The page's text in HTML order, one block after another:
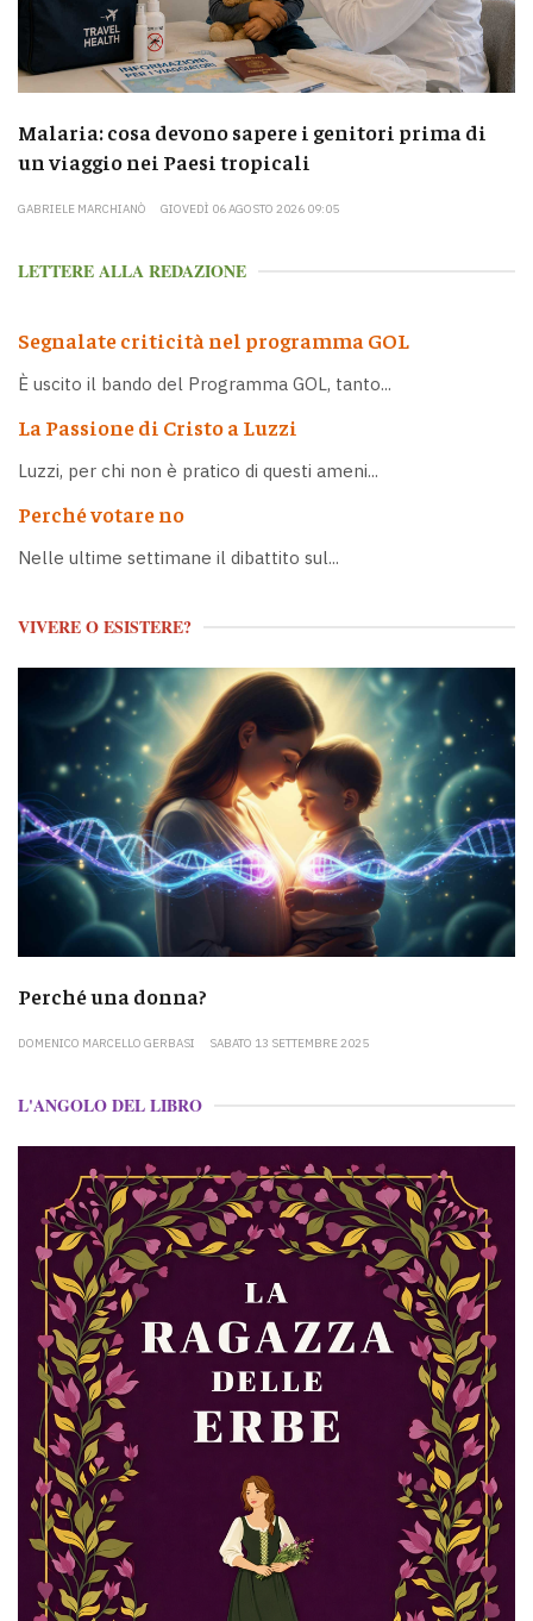
Malaria: cosa devono sapere i genitori prima di
un viaggio nei Paesi tropicali
GABRIELE MARCHIANÒ GIOVEDÌ 06 AGOSTO 2026 09:05
LETTERE ALLA REDAZIONE
Segnalate criticità nel programma GOL
È uscito il bando del Programma GOL, tanto...
La Passione di Cristo a Luzzi
Luzzi, per chi non è pratico di questi ameni...
Perché votare no
Nelle ultime settimane il dibattito sul...
VIVERE O ESISTERE?
Perché una donna?
DOMENICO MARCELLO GERBASI SABATO 13 SETTEMBRE 2025
L'ANGOLO DEL LIBRO